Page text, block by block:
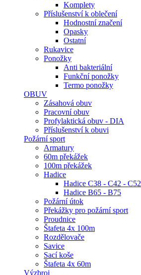
Komplety
Příslušenství k oblečení
Hodnostní značení
Opasky
Ostatní
Rukavice
Ponožky
Anti bakteriální
Funkční ponožky
Termo ponožky
OBUV
Zásahová obuv
Pracovní obuv
Profylaktická obuv - DIA
Příslušenství k obuvi
Požární sport
Armatury
60m překážek
100m překážek
Hadice
Hadice C38 - C42 - C52
Hadice B65 - B75
Požární útok
Překážky pro požární sport
Proudnice
Štafeta 4x 100m
Rozdělovače
Savice
Sací koše
Štafeta 4x 60m
Výzbroj